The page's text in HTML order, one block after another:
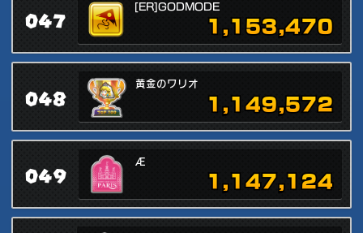
047
[ER]GODMODE
1,153,470
048
黄金のワリオ
1,149,572
049
Æ
1,147,124